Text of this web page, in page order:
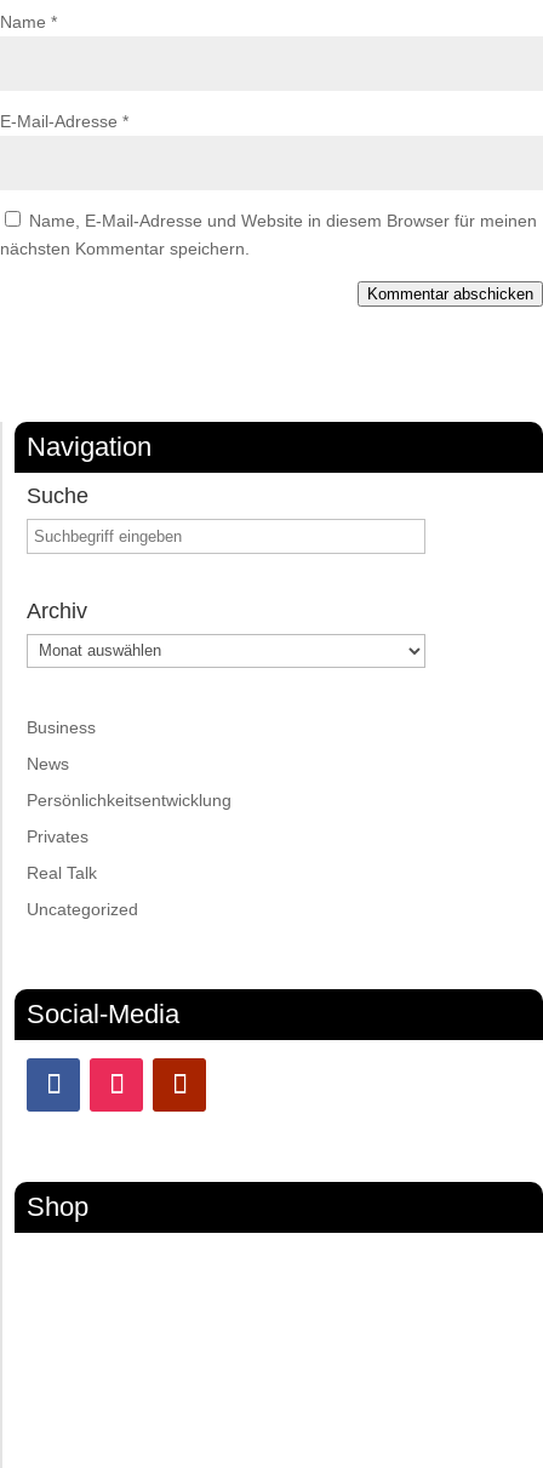
Name *
E-Mail-Adresse *
Name, E-Mail-Adresse und Website in diesem Browser für meinen
nächsten Kommentar speichern.
Kommentar abschicken
Navigation
Suche
Archiv
Archiv
Business
News
Persönlichkeitsentwicklung
Privates
Real Talk
Uncategorized
Social-Media
Shop